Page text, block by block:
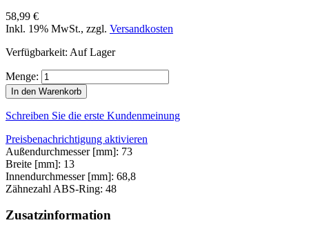
58,99 €
Inkl. 19% MwSt., zzgl. Versandkosten
Verfügbarkeit: Auf Lager
Menge:
In den Warenkorb
Schreiben Sie die erste Kundenmeinung
Preisbenachrichtigung aktivieren
Außendurchmesser [mm]: 73
Breite [mm]: 13
Innendurchmesser [mm]: 68,8
Zähnezahl ABS-Ring: 48
Zusatzinformation